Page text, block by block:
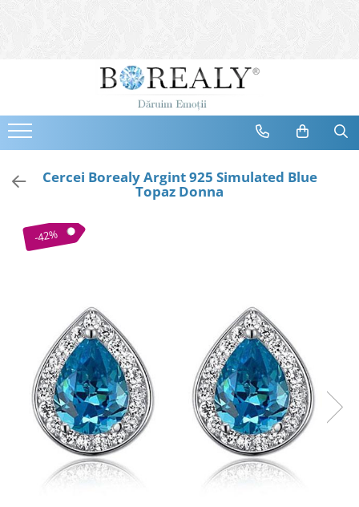
Bijuterii
Cercei
Bratari
Coliere
Tiare
Bijuterii Copii
Bijuterii Mirese
Selectii
Reduceri
Cele mai noi
Cele mai vandute
Cele mai votate
Cu video
Cercei Borealy Argint 925 Simulated Blue
Topaz Donna
-42%